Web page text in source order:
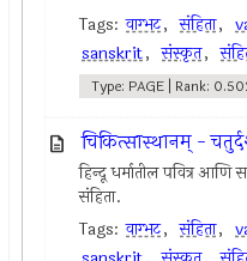
Tags: वाग्भट, संहिता,
sanskrit, संस्कृत,
Type: PAGE | Rank:
चिकित्सास्थानम् -
हिन्दू धर्मातील पवित्र आणि
संहिता.
Tags: वाग्भट, संहिता,